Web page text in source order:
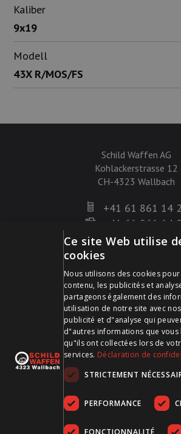
Kaliber
9x19
Modell
43X R/MOS/FS
Schild Waffen AG
Kohlackerstrasse 12
CH-4323 Wallbach
+41 61 861 14
+41 61 861 14
Mode de
Visitez-nous sur les médias sociaux
Ce site Web utilise
cookies
Nous utilisons des cookies
contenu, les publicités et
partageons également des
utilisation de notre site avec
publicité et d"analyse qui
d"autres informations que vous
qu"ils ont collectées lors de
services. Déclaration de
STRICTEMENT
PERFORMANCE
FONCTIONNALITÉ